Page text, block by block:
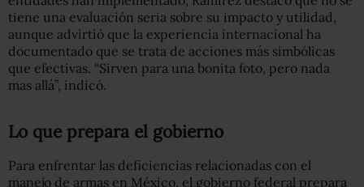
tiene una evaluación seria sobre su impacto y utilidad,
aunque advirtió que la experiencia internacional ha
documentado que se trata de acciones más simbólicas
que efectivas. “Sirven para una bonita foto, pero nada
mas allá”, indicó.
Lo que prepara el gobierno
Para enfrentar las deficiencias relacionadas con el
manejo de armas en México, el gobierno federal prepara